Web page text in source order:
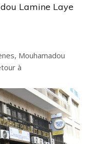
Lamine Laye
Mouhamadou
à